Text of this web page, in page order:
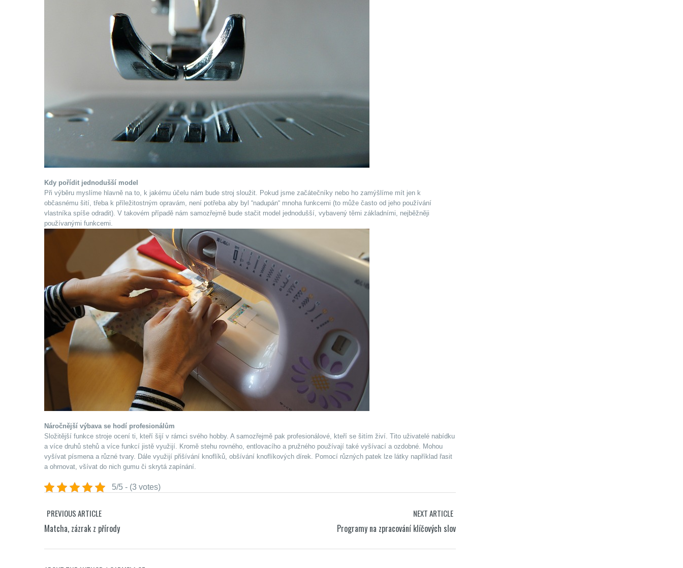
Kdy pořídit jednodušší model
Při výběru myslíme hlavně na to, k jakému účelu nám bude stroj sloužit. Pokud jsme začátečníky nebo ho zamýšlíme mít jen k
občasnému šití, třeba k příležitostným opravám, není potřeba aby byl “nadupán“ mnoha funkcemi (to může často od jeho používání
vlastníka spíše odradit). V takovém případě nám samozřejmě bude stačit model jednodušší, vybavený těmi základními, nejběžněji
používanými funkcemi.
Náročnější výbava se hodí profesionálům
Složitější funkce stroje ocení ti, kteří šijí v rámci svého hobby. A samozřejmě pak profesionálové, kteří se šitím živí. Tito uživatelé nabídku
a více druhů stehů a více funkcí jistě využijí. Kromě stehu rovného, entlovacího a pružného používají také vyšívací a ozdobné. Mohou
vyšívat písmena a různé tvary. Dále využijí přišívání knoflíků, obšívání knoflíkových dírek. Pomocí různých patek lze látky například řasit
a ohrnovat, všívat do nich gumu či skrytá zapínání.
5/5 - (3 votes)
PREVIOUS ARTICLE
Matcha, zázrak z přírody
NEXT ARTICLE
Programy na zpracování klíčových slov